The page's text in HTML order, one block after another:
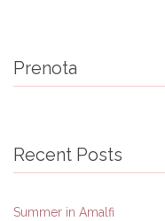
Prenota
Recent Posts
Summer in Amalfi